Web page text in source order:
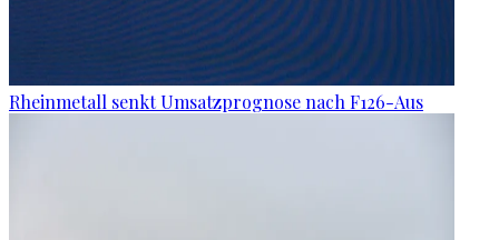
Rheinmetall senkt Umsatzprognose nach F126-Aus